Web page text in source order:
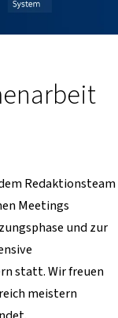
Redaktionsteam
Meetings
und zur
statt. Wir freuen
meistern